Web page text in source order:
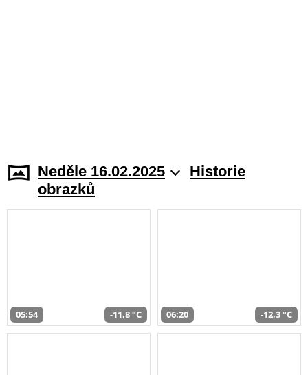
Neděle 16.02.2025
Historie
obrazků
05:54 -11,8 °C 06:20 -12,3 °C